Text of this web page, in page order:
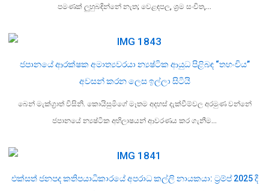
පමණක් ලුහුබඳින්නේ නැත; වෙළඳපල, ශ්‍රම සංචිත,…
ජපානයේ ආරක්ෂක අමාත්‍යවරයා න්‍යෂ්ටික ආයුධ පිළිබඳ “තහංචිය”
අවසන් කරන ලෙස ඉල්ලා සිටියි
බෙන් මැක්ග්‍රාත් විසිනි. කොයිසුමිගේ මෑතම අදහස් දැක්වීම්වල අරමුණ වන්නේ
ජපානයේ න්‍යෂ්ටික අභිලාෂයන් ආවරණය කර ගැනීම…
එක්සත් ජනපද කතිපයාධිකාරයේ අපරාධ කල්ලි නායකයා: ට්‍රම්ප් 2025 දී